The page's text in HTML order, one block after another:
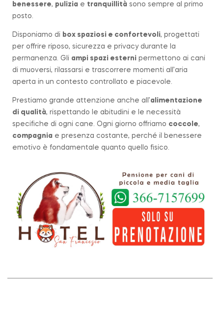
benessere, pulizia e tranquillità sono sempre al primo
posto.
Disponiamo di box spaziosi e confortevoli, progettati
per offrire riposo, sicurezza e privacy durante la
permanenza. Gli ampi spazi esterni permettono ai cani
di muoversi, rilassarsi e trascorrere momenti all’aria
aperta in un contesto controllato e piacevole.
Prestiamo grande attenzione anche all’alimentazione
di qualità, rispettando le abitudini e le necessità
specifiche di ogni cane. Ogni giorno offriamo coccole,
compagnia e presenza costante, perché il benessere
emotivo è fondamentale quanto quello fisico.